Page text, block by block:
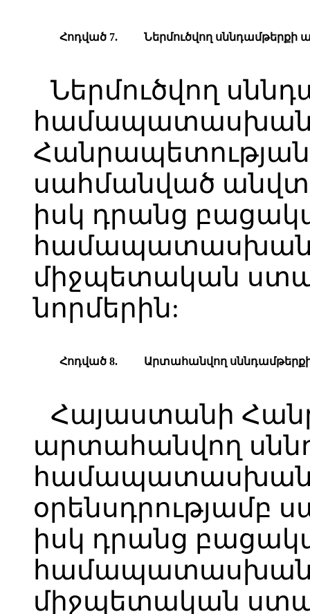
Հոդված 7. Ներմուծվող սննդամթերքի
Ներմուծվող
Հանրապետության
սահմանված
իսկ դրանց
համապատասխան
միջպետական
նորմերին:
Հոդված 8. Արտահանվող
Հայաստանի
արտահանվող
համապատասխանի
օրենսդրությամբ
իսկ դրանց
համապատասխան
միջպետական